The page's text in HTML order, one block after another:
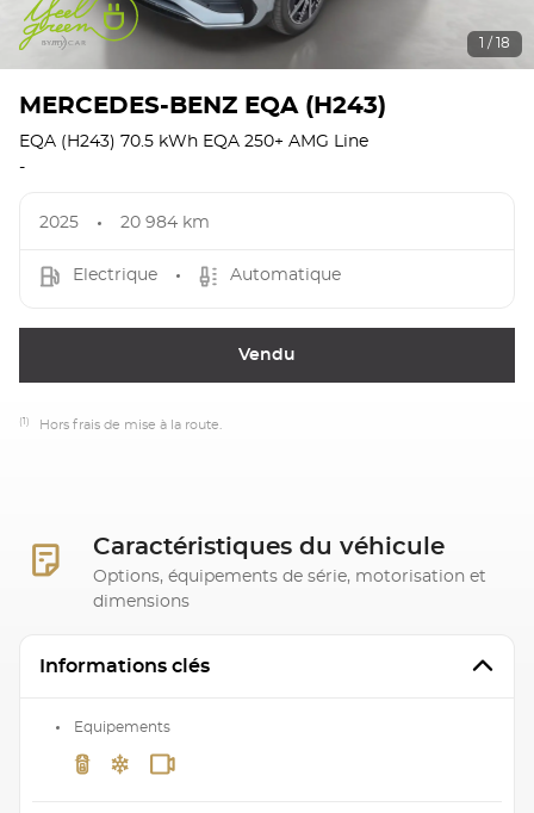
1 / 18
MERCEDES-BENZ EQA (H243)
EQA (H243) 70.5 kWh EQA 250+ AMG Line
-
2025 20 984 km
Electrique Automatique
Vendu
(1) Hors frais de mise à la route.
Caractéristiques du véhicule
Options, équipements de série, motorisation et
dimensions
Informations clés
Equipements